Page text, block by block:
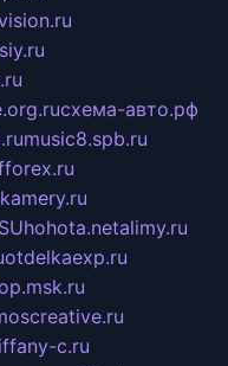
схема-авто.рф
music8.spb.ru
hohota.netalimy.ru
otdelkaexp.ru
c.ru